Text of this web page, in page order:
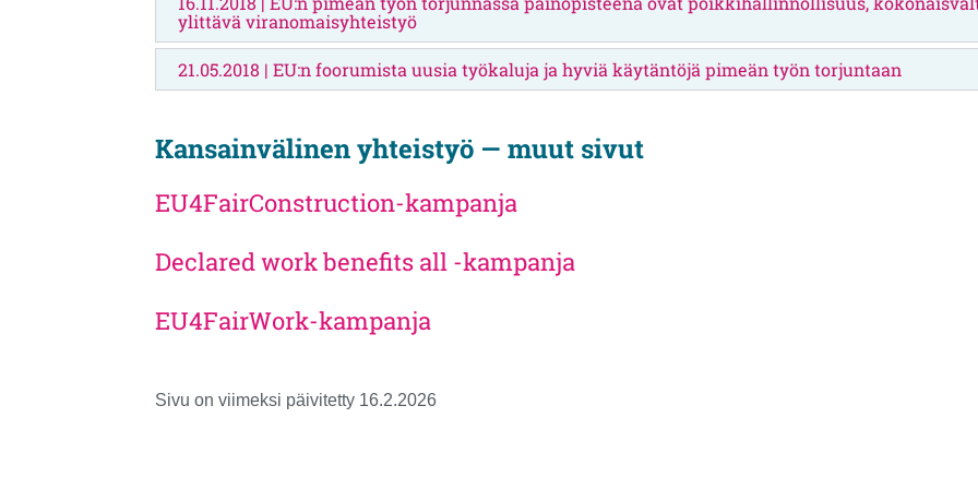
ylittävä viranomaisyhteistyö
21.05.2018 | EU:n foorumista uusia työkaluja ja hyviä käytäntöjä pimeän työn torjuntaan
Kansainvälinen yhteistyö — muut sivut
EU4FairConstruction-kampanja
Declared work benefits all -kampanja
EU4FairWork-kampanja
Sivu on viimeksi päivitetty 16.2.2026